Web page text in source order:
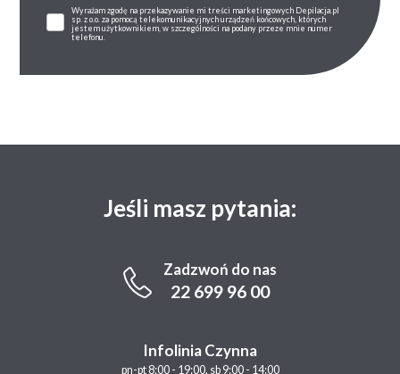
Wyrażam zgodę na przekazywanie mi treści marketingowych Depilacja.pl
sp. z o.o. za pomocą telekomunikacyjnych urządzeń końcowych, których
jestem użytkownikiem, w szczególności na podany przeze mnie numer
telefonu.
Jeśli masz pytania:
Zadzwoń do nas
22 699 96 00
Infolinia Czynna
pn-pt 8:00 - 19:00, sb 9:00 - 14:00